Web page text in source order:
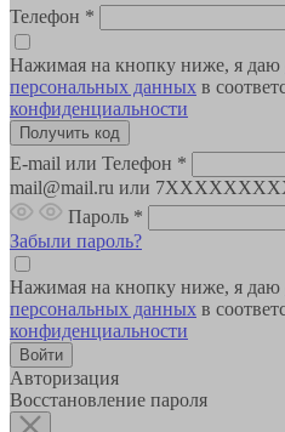
Телефон *
Нажимая на кнопку ниже, я даю
персональных данных в
конфиденциальности
E-mail или Телефон *
mail@mail.ru или
Пароль *
Забыли пароль?
Нажимая на кнопку ниже, я даю
персональных данных в
конфиденциальности
Авторизация
Восстановление пароля